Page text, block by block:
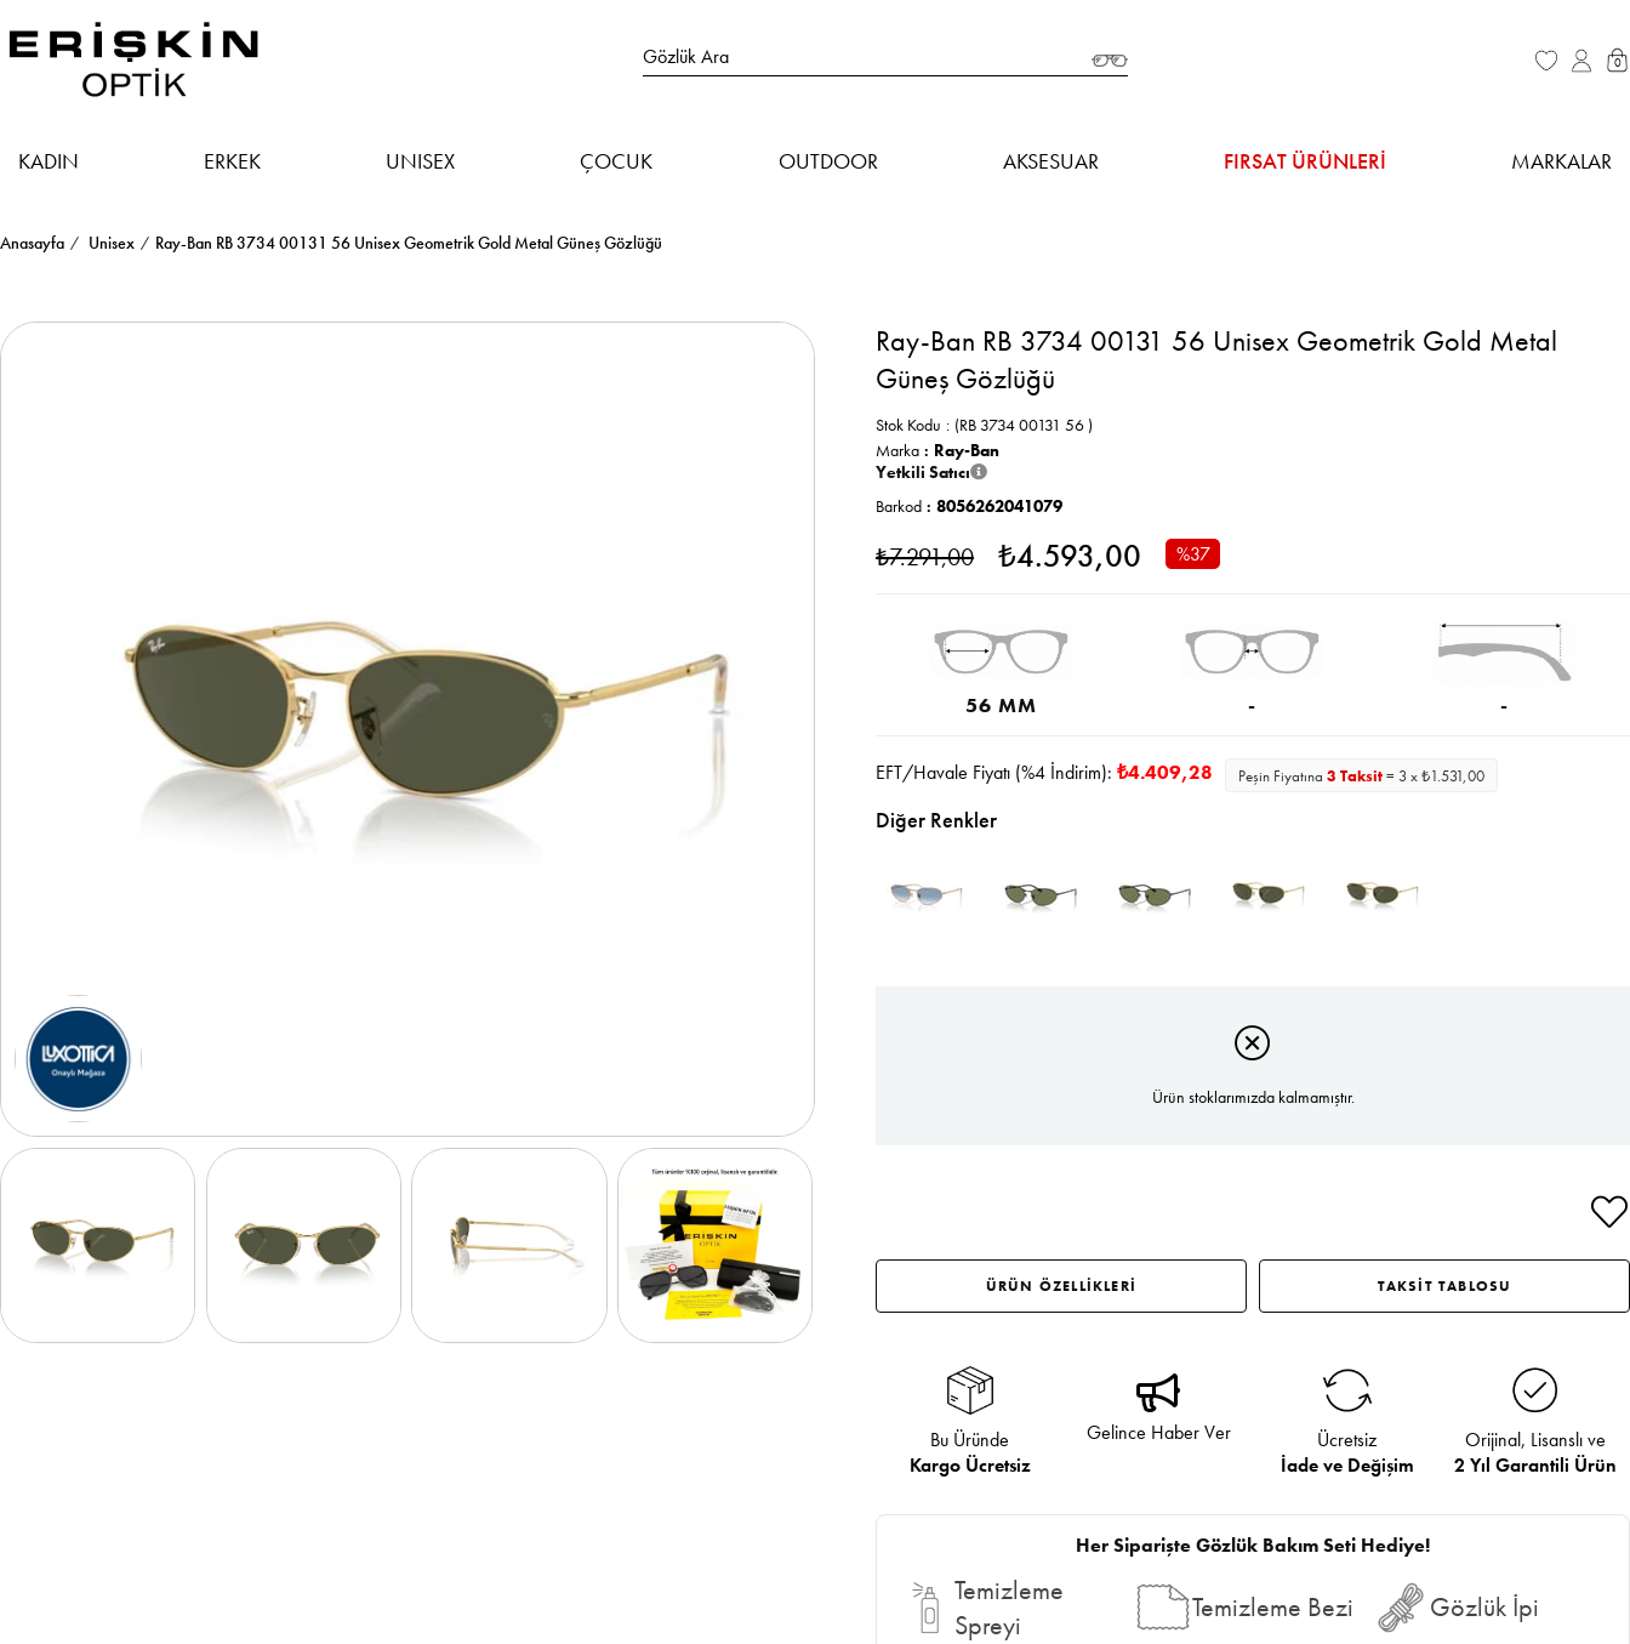
0
KADIN ERKEK UNISEX ÇOCUK OUTDOOR AKSESUAR FIRSAT ÜRÜNLERİ MARKALAR
Anasayfa Unisex Ray-Ban RB 3734 00131 56 Unisex Geometrik Gold Metal Güneş Gözlüğü
Ray-Ban RB 3734 00131 56 Unisex Geometrik Gold Metal
Güneş Gözlüğü
(RB 3734 00131 56 )
Stok Kodu
Marka : Ray-Ban
Yetkili Satıcı
Barkod : 8056262041079
₺7.291,00 ₺4.593,00 %37
56 MM - -
EFT/Havale Fiyatı (%4 İndirim): ₺4.409,28 Peşin Fiyatına 3 Taksit= 3 x ₺1.531,00
Diğer Renkler
Ürün stoklarımızda kalmamıştır.
ÜRÜN ÖZELLİKLERİ TAKSİT TABLOSU
Bu Üründe
Kargo Ücretsiz
Gelince Haber Ver
Ücretsiz
İade ve Değişim
Orijinal, Lisanslı ve
2 Yıl Garantili Ürün
Her Siparişte Gözlük Bakım Seti Hediye!
Temizleme
Spreyi
Temizleme Bezi Gözlük İpi